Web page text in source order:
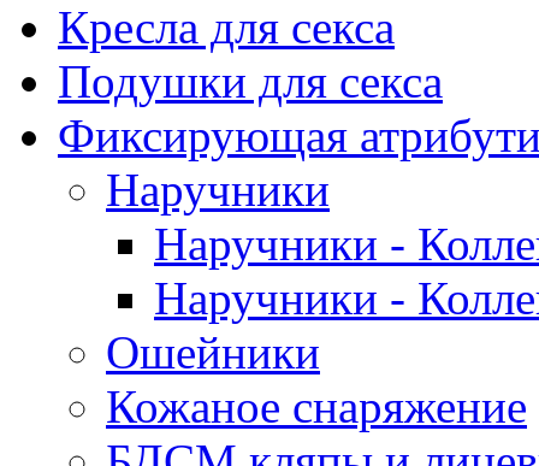
Кресла для секса
Подушки для секса
Фиксирующая
Наручники
Наручники -
Наручники -
Ошейники
Кожаное снаряжение